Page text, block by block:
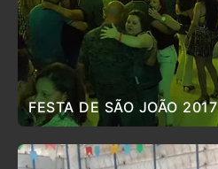
FESTA DE SÃO JOÃO 2017